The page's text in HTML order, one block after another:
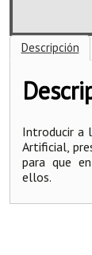
Descripción
Introducir a
Artificial,
para que
ellos.